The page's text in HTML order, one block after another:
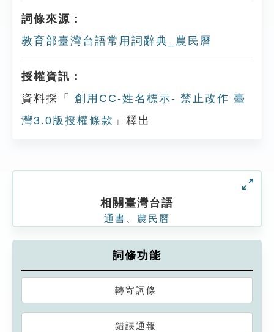
詞條來源：
教育部臺灣台語常用詞辭典_農民曆
授權資訊：
資料採「
創用CC-姓名標示- 禁止改作 臺
灣3.0版授權條款 」釋出
相關臺灣台語
通書 農民曆
詞條功能
轉寄詞條
錯誤通報